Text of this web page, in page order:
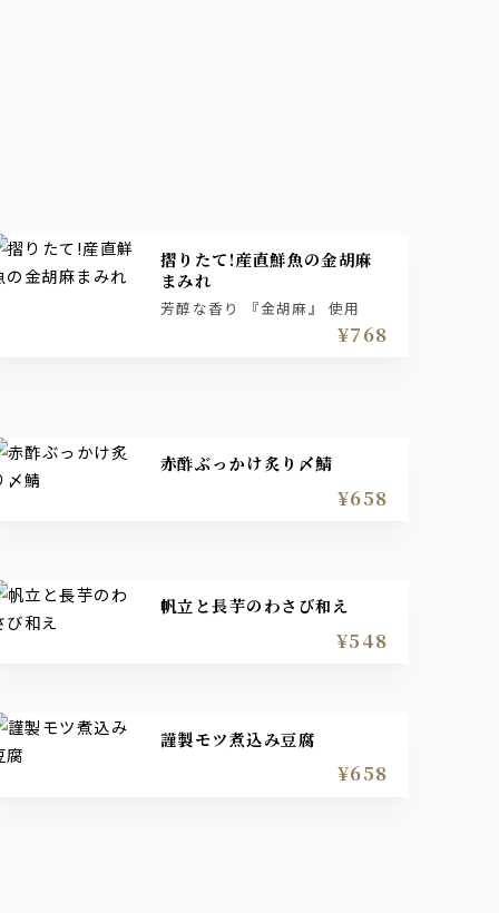
摺りたて!産直鮮魚の金胡麻
まみれ
芳醇な香り 『金胡麻』 使用
¥768
赤酢ぶっかけ炙り〆鯖
¥658
帆立と長芋のわさび和え
¥548
謹製モツ煮込み豆腐
¥658